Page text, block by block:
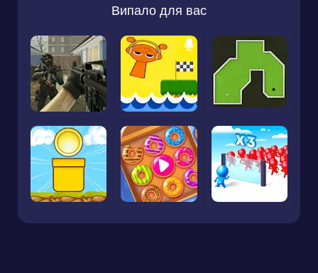
Випало для вас